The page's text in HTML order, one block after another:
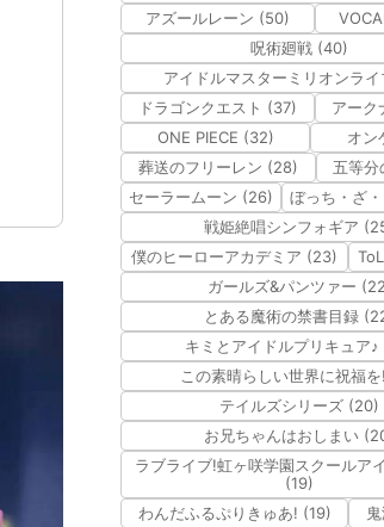
アズールレーン (50)
呪術廻戦 (40)
アイドルマスターミリオンラ
ドラゴンクエスト (37)
アーク
ONE PIECE (32)
オン
葬送のフリーレン (28)
五等分
セーラームーン (26)
ぼっち・ざ
戦姫絶唱シンフォギア
僕のヒーローアカデミア (23)
ガールズ&パンツァー
とある魔術の禁書目録
キミとアイドルプリキュア
この素晴らしい世界に祝福
テイルズシリーズ (20)
お兄ちゃんはおしまい
ラブライブ!虹ヶ咲学園スクールア
(19)
わんだふるぷりきゅあ! (19)